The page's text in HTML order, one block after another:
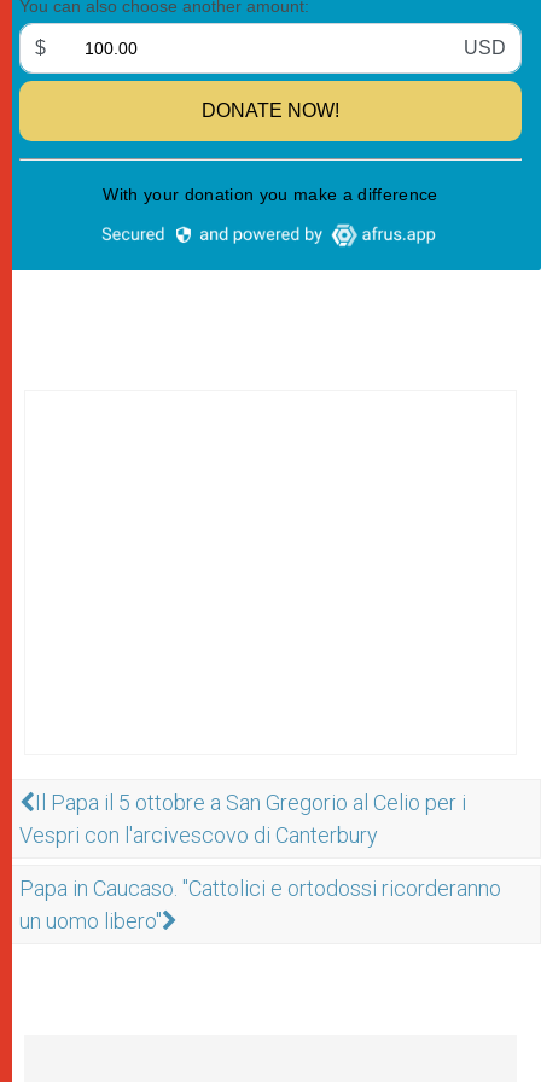
Il Papa il 5 ottobre a San Gregorio al Celio per i
Vespri con l'arcivescovo di Canterbury
Papa in Caucaso. "Cattolici e ortodossi ricorderanno
un uomo libero"